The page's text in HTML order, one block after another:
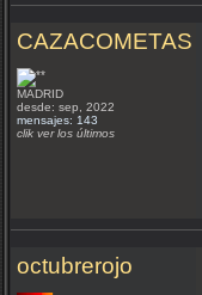
CAZACOMETAS
MADRID
desde: sep, 2022
mensajes: 143
clik ver los últimos
octubrerojo